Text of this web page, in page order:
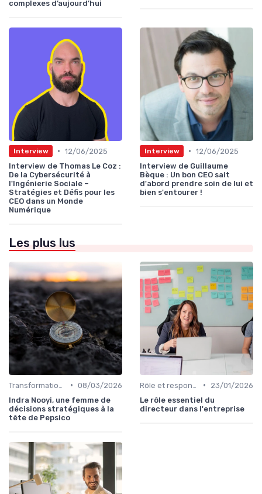
complexes d’aujourd’hui
Interview • 12/06/2025
Interview de Thomas Le Coz :
De la Cybersécurité à
l'Ingénierie Sociale –
Stratégies et Défis pour les
CEO dans un Monde
Numérique
Interview • 12/06/2025
Interview de Guillaume
Bèque : Un bon CEO sait
d'abord prendre soin de lui et
bien s'entourer !
Les plus lus
• 08/03/2026
Indra Nooyi, une femme de
décisions stratégiques à la
tête de Pepsico
•
23/01/2026
Le rôle essentiel du
directeur dans l'entreprise